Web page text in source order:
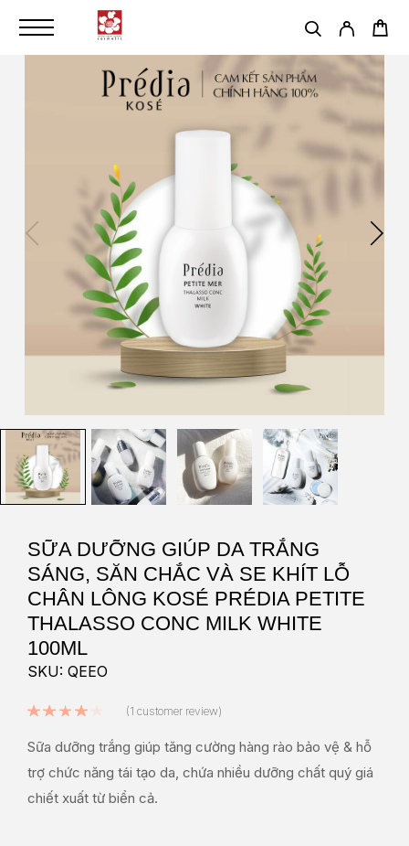
SỮA DƯỠNG GIÚP DA TRẮNG
SÁNG, SĂN CHẮC VÀ SE KHÍT LỖ
CHÂN LÔNG KOSÉ PRÉDIA PETITE
THALASSO CONC MILK WHITE
100ML
SKU: QEEO
Rated4.00out of 5 based on
(1 customer review)
Sữa dưỡng trắng giúp tăng cường hàng rào bảo vệ & hỗ
trợ chức năng tái tạo da, chứa nhiều dưỡng chất quý giá
chiết xuất từ biển cả.